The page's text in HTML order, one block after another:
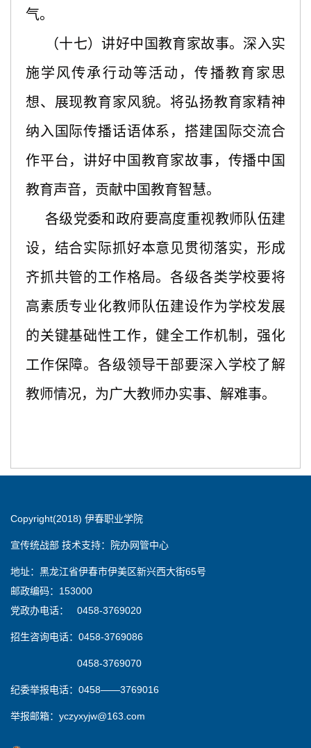
气。
（十七）讲好中国教育家故事。深入实
施学风传承行动等活动，传播教育家思
想、展现教育家风貌。将弘扬教育家精神
纳入国际传播话语体系，搭建国际交流合
作平台，讲好中国教育家故事，传播中国
教育声音，贡献中国教育智慧。
各级党委和政府要高度重视教师队伍建
设，结合实际抓好本意见贯彻落实，形成
齐抓共管的工作格局。各级各类学校要将
高素质专业化教师队伍建设作为学校发展
的关键基础性工作，健全工作机制，强化
工作保障。各级领导干部要深入学校了解
教师情况，为广大教师办实事、解难事。
Copyright(2018) 伊春职业学院
宣传统战部 技术支持：院办网管中心
地址：黑龙江省伊春市伊美区新兴西大街65号
邮政编码：153000
党政办电话： 0458-3769020
招生咨询电话：0458-3769086
0458-3769070
纪委举报电话：0458——3769016
举报邮箱：yczyxyjw@163.com